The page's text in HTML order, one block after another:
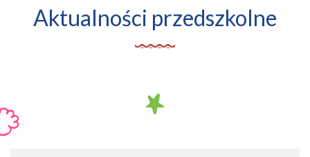
Aktualności przedszkolne